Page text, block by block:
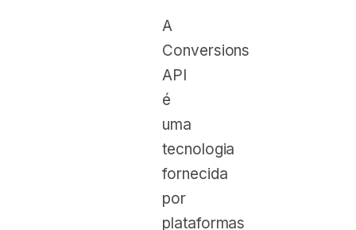
A
Conversions
API
é
uma
tecnologia
fornecida
por
plataformas